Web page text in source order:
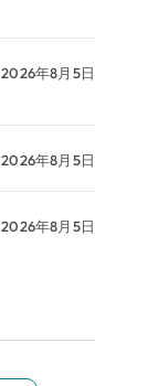
2026年8月5日
2026年8月5日
2026年8月5日